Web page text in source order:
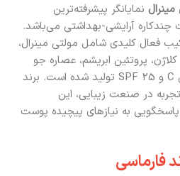
نمایانگر پیشرفته‌ترین
چندکاره آرایشی-بهداشتی می‌باشد.
انقلابی با 9 ترکیب فعال کلیدی شامل مولتی مینرال،
پروتئین ابریشم، عصاره جو
دوسر، ویتامین B3، ویتامین C و SPF 25 تولید شده است. برند
بیش از 70 سال تجربه در صنعت زیبایی، این
پاسخگویی به نیازهای پیچیده پوست
فارماسی